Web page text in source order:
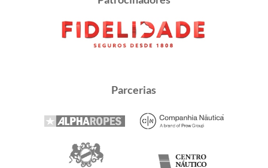
Parcerias